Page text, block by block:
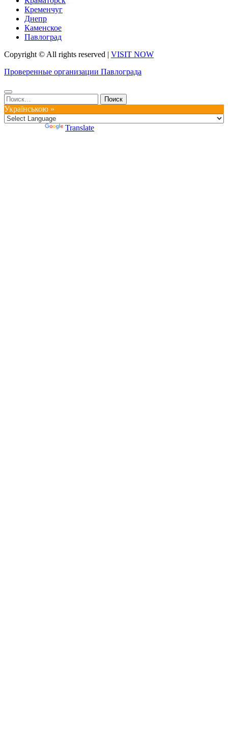
Кременчуг
Днепр
Каменское
Павлоград
Copyright © All rights reserved | VISIT NOW
Проверенные организации Павлограда
Найти:
Українською »
Translate